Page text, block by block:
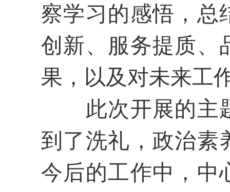
察学习的感悟，总
创新、服务提质、
果 ，以及对未来工
此次开展的主
到了洗礼，政治素
今后的工作中，中